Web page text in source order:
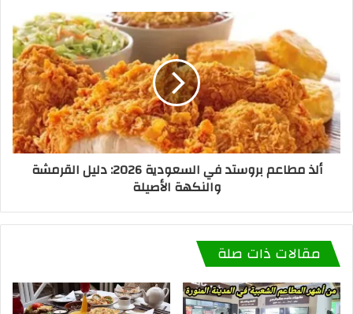
ألذ مطاعم بروستد في السعودية 2026: دليل القرمشة
والنكهة الأصيلة
مقالات ذات صلة